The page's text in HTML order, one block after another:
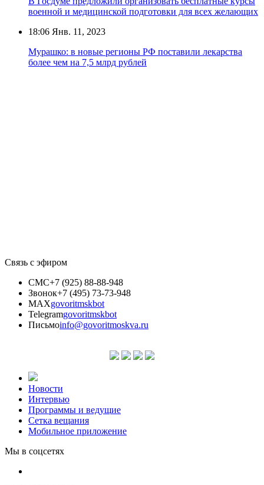
военной и медицинской подготовки для всех желающих
18:06 Янв. 11, 2023
Мурашко: в новые регионы РФ поставили лекарства
более чем на 7,5 млрд рублей
Связь с эфиром
СМС+7 (925) 88-88-948
Звонок+7 (495) 73-73-948
MAXgovoritmskbot
Telegramgovoritmskbot
Письмоinfo@govoritmoskva.ru
Новости
Интервью
Программы и ведущие
Сетка вещания
Мобильное приложение
Мы в соцсетях